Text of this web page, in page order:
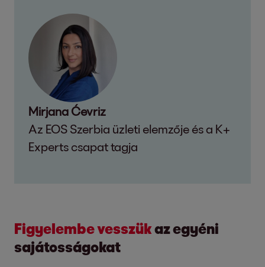
Mirjana Ćevriz
Az EOS Szerbia üzleti elemzője és a K+
Experts csapat tagja
Figyelembe vesszükaz egyéni
sajátosságokat